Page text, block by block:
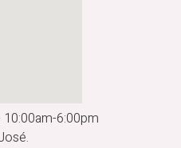
10:00am-6:00pm